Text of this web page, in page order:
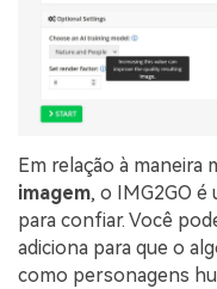
Em relação à maneira
imagem, o IMG2GO
para confiar. Você
adiciona para que o
como personagens